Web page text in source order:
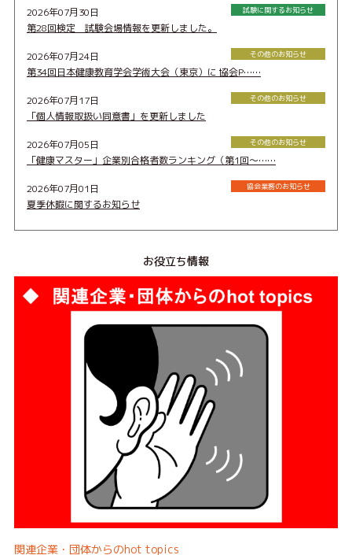
2026年07月30日 試験に関するお知らせ
第28回検定 試験会場情報を更新しました。
2026年07月24日 その他のお知らせ
第34回日本健康教育学会学術大会（東京）に 協会P……
2026年07月17日 その他のお知らせ
「個人情報取扱い同意書」を更新しました
2026年07月05日 その他のお知らせ
「健康マスター」企業別合格者数ランキング（第1回〜……
2026年07月01日 協会業務のお知らせ
夏季休暇に関するお知らせ
お役立ち情報
関連企業・団体からのhot topics